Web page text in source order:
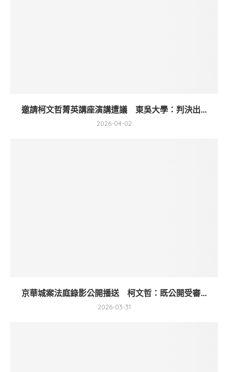
邀請柯文哲菁英講座演講遭議 東吳大學：判決出...
2026-04-02
京華城案法庭錄影公開播送 柯文哲：既公開受審...
2026-03-31